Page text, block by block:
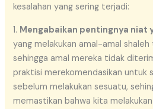
kesalahan yang sering terjadi:
1. Mengabaikan pentingnya niat
yang melakukan amal-amal
sehingga amal mereka tidak
praktisi merekomendasikan untuk
sebelum melakukan sesuatu,
memastikan bahwa kita